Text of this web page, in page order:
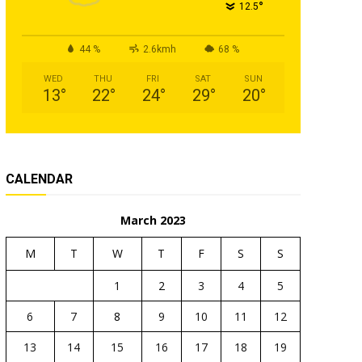
12.5°
44 % 2.6kmh 68 %
WED
13°
THU
22°
FRI
24°
SAT
29°
SUN
20°
CALENDAR
March 2023
M T W T F S S
1 2 3 4
5
6
7 8 9 10 11
12
13
14 15 16 17 18 19